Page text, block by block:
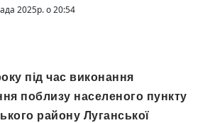
2025р. о 20:54
під час виконання
поблизу населеного пункту
району Луганської